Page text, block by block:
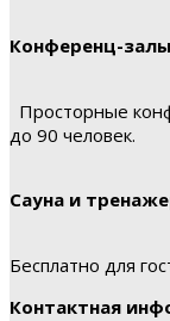
Конференц-
Просторные
до 90 человек.
Сауна и
Бесплатно для
Контактная